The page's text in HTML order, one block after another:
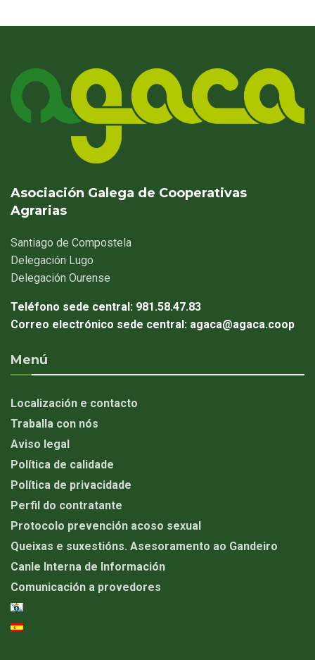
Asociación Galega de Cooperativas
Agrarias
Santiago de Compostela
Delegación Lugo
Delegación Ourense
Teléfono sede central: 981.58.47.83
Correo electrónico sede central: agaca@agaca.coop
Menú
Localización e contacto
Traballa con nós
Aviso legal
Política de calidade
Política de privacidade
Perfil do contratante
Protocolo prevención acoso sexual
Queixas e suxestións. Asesoramento ao Gandeiro
Canle Interna de Información
Comunicación a provedores